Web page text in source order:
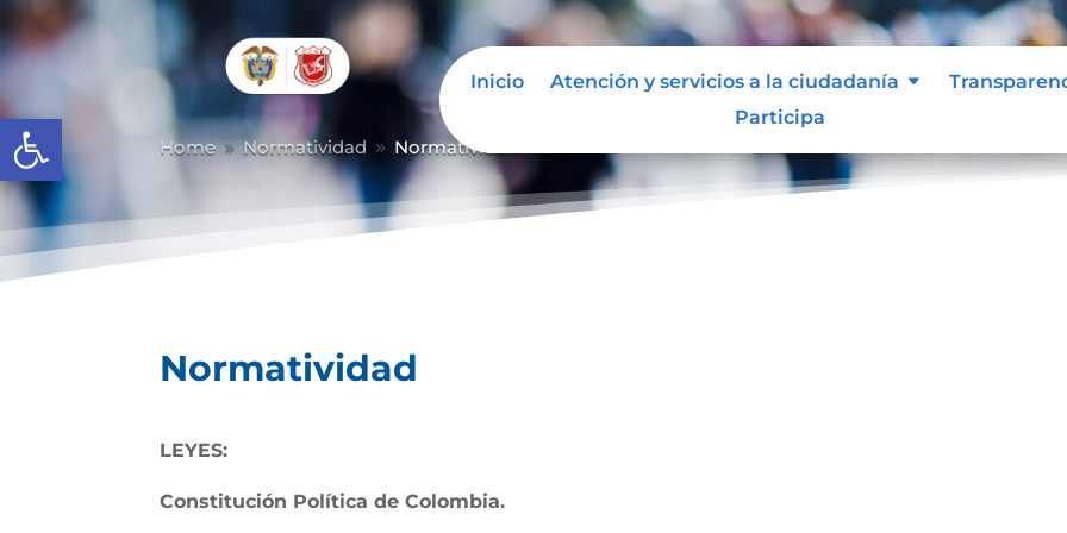
Abrir barra de herramientas
Inicio Atención y servicios a la ciudadanía
Participa
Home 9 Normatividad 9 Normatividad
Normatividad
LEYES:
Constitución Política de Colombia.